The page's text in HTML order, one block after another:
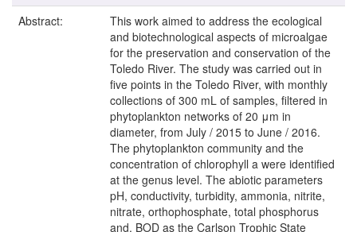
Abstract:
This work aimed to address the ecological
and biotechnological aspects of microalgae
for the preservation and conservation of the
Toledo River. The study was carried out in
five points in the Toledo River, with monthly
collections of 300 mL of samples, filtered in
phytoplankton networks of 20 μm in
diameter, from July / 2015 to June / 2016.
The phytoplankton community and the
concentration of chlorophyll a were identified
at the genus level. The abiotic parameters
pH, conductivity, turbidity, ammonia, nitrite,
nitrate, orthophosphate, total phosphorus
and, BOD as the Carlson Trophic State